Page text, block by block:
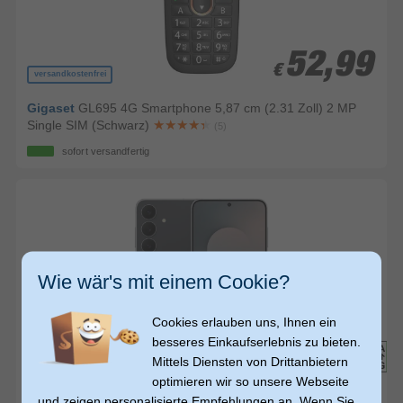
versandkostenfrei € 52,99
€ 52,99
Gigaset GL695 4G Smartphone 5,87 cm (2.31 Zoll) 2 MP
Single SIM (Schwarz)
(5)
sofort versandfertig
versandkostenfrei
€ 480,-
€ 480,-
€ 480,-
Samsung
Galaxy S25 FE 128 GB 5G Smartphone 17 cm
Wie wär's mit einem Cookie?
Cookies erlauben uns, Ihnen ein
besseres Einkaufserlebnis zu bieten.
Mittels Diensten von Drittanbietern
optimieren wir so unsere Webseite